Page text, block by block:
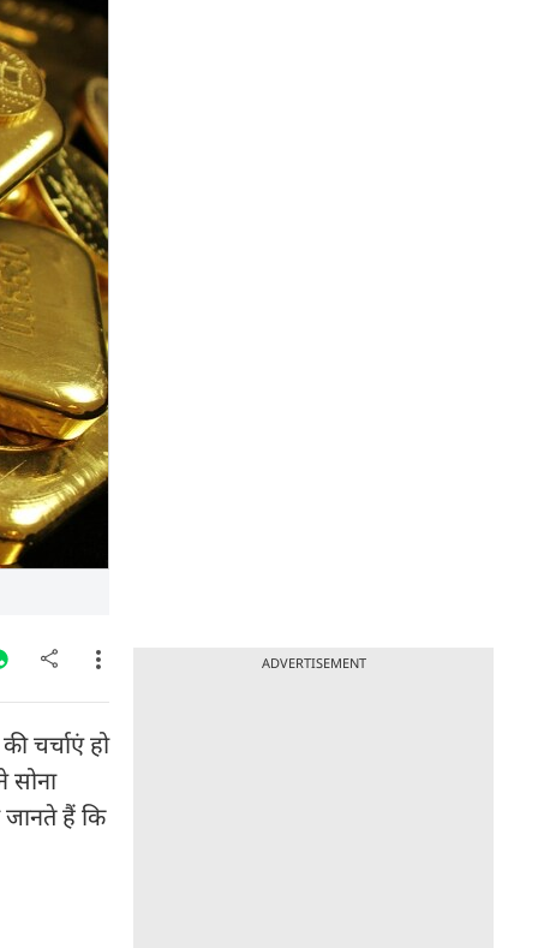
चर्चाएं हो
सोना
जानते हैं कि
ADVERTISEMENT